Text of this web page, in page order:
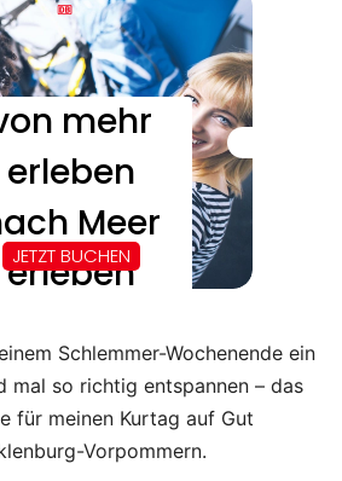
Schlemmer-Wochenende ein
mal so richtig entspannen – das
für meinen Kurtag auf Gut
Vorpommern.